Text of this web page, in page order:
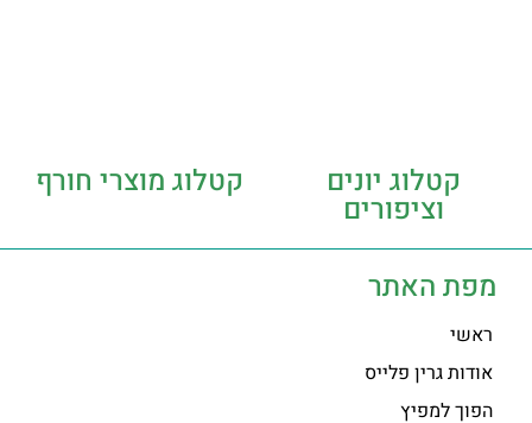
קטלוג יונים
וציפורים
קטלוג מוצרי חורף
מפת האתר
ראשי
אודות גרין פלייס
הפוך למפיץ